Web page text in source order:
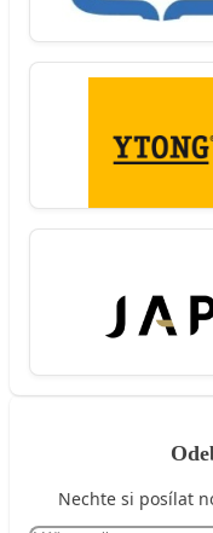
Nechte si posílat